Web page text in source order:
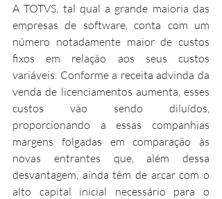
A TOTVS, tal qual a grande maioria das
empresas de software, conta com um
número notadamente maior de custos
fixos em relação aos seus custos
variáveis. Conforme a receita advinda da
venda de licenciamentos aumenta, esses
custos vão sendo diluídos,
proporcionando a essas companhias
margens folgadas em comparação às
novas entrantes que, além dessa
desvantagem, ainda têm de arcar com o
alto capital inicial necessário para o